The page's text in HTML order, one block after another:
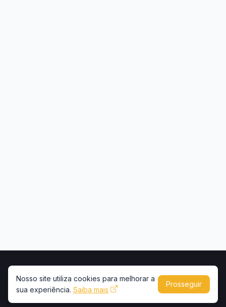
Copyright © 2026 -Portal Caminhões e Carretas
Nosso site utiliza cookies para melhorar a
sua experiência. Saiba mais
Prosseguir